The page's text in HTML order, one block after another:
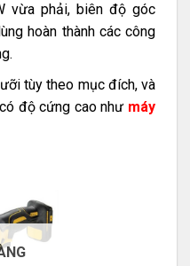
vừa phải, biên độ góc
hoàn thành các công
tùy theo mục đích, và
độ cứng cao như máy